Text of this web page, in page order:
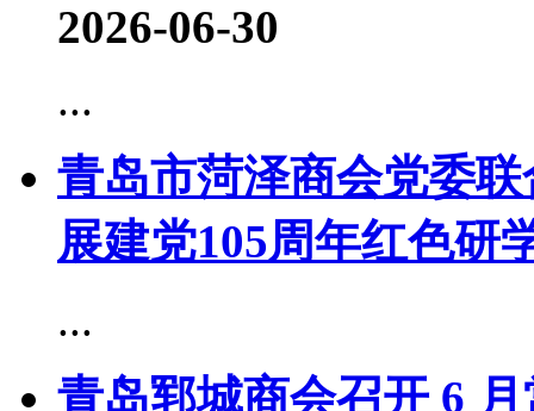
2026-06-30
...
青岛市菏泽商会党委
展建党105周年红色研
...
青岛郓城商会召开 6